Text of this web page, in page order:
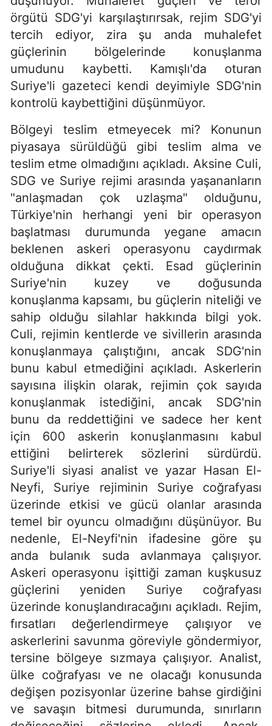
örgütü SDG'yi karşılaştırırsak, rejim SDG'yi
tercih ediyor, zira şu anda muhalefet
güçlerinin bölgelerinde konuşlanma
umudunu kaybetti. Kamışlı'da oturan
Suriye'li gazeteci kendi deyimiyle SDG'nin
kontrolü kaybettiğini düşünmüyor.
Bölgeyi teslim etmeyecek mi? Konunun
piyasaya sürüldüğü gibi teslim alma ve
teslim etme olmadığını açıkladı. Aksine Culi,
SDG ve Suriye rejimi arasında yaşananların
"anlaşmadan çok uzlaşma" olduğunu,
Türkiye'nin herhangi yeni bir operasyon
başlatması durumunda yegane amacın
beklenen askeri operasyonu caydırmak
olduğuna dikkat çekti. Esad güçlerinin
Suriye'nin kuzey ve doğusunda
konuşlanma kapsamı, bu güçlerin niteliği ve
sahip olduğu silahlar hakkında bilgi yok.
Culi, rejimin kentlerde ve sivillerin arasında
konuşlanmaya çalıştığını, ancak SDG'nin
bunu kabul etmediğini açıkladı. Askerlerin
sayısına ilişkin olarak, rejimin çok sayıda
konuşlanmak istediğini, ancak SDG'nin
bunu da reddettiğini ve sadece her kent
için 600 askerin konuşlanmasını kabul
ettiğini belirterek sözlerini sürdürdü.
Suriye'li siyasi analist ve yazar Hasan El-
Neyfi, Suriye rejiminin Suriye coğrafyası
üzerinde etkisi ve gücü olanlar arasında
temel bir oyuncu olmadığını düşünüyor. Bu
nedenle, El-Neyfi'nin ifadesine göre şu
anda bulanık suda avlanmaya çalışıyor.
Askeri operasyonu işittiği zaman kuşkusuz
güçlerini yeniden Suriye coğrafyası
üzerinde konuşlandıracağını açıkladı. Rejim,
fırsatları değerlendirmeye çalışıyor ve
askerlerini savunma göreviyle göndermiyor,
tersine bölgeye sızmaya çalışıyor. Analist,
ülke coğrafyası ve ne olacağı konusunda
değişen pozisyonlar üzerine bahse girdiğini
ve savaşın bitmesi durumunda, sınırların